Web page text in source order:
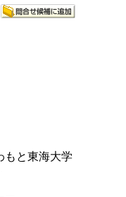
もと東海大学